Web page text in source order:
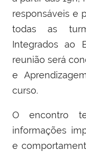
responsáveis e
todas as
Integrados ao
reunião será
e
curso.
O encontro
informações
e